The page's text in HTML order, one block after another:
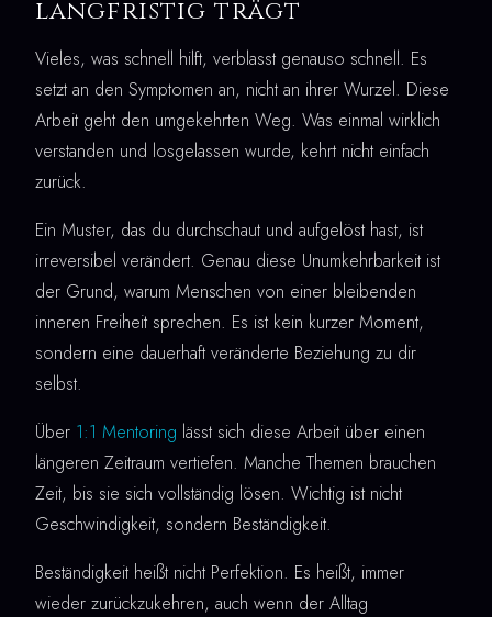
langfristig trägt
Vieles, was schnell hilft, verblasst genauso schnell. Es
setzt an den Symptomen an, nicht an ihrer Wurzel. Diese
Arbeit geht den umgekehrten Weg. Was einmal wirklich
verstanden und losgelassen wurde, kehrt nicht einfach
zurück.
Ein Muster, das du durchschaut und aufgelöst hast, ist
irreversibel verändert. Genau diese Unumkehrbarkeit ist
der Grund, warum Menschen von einer bleibenden
inneren Freiheit sprechen. Es ist kein kurzer Moment,
sondern eine dauerhaft veränderte Beziehung zu dir
selbst.
Über 1:1 Mentoring lässt sich diese Arbeit über einen
längeren Zeitraum vertiefen. Manche Themen brauchen
Zeit, bis sie sich vollständig lösen. Wichtig ist nicht
Geschwindigkeit, sondern Beständigkeit.
Beständigkeit heißt nicht Perfektion. Es heißt, immer
wieder zurückzukehren, auch wenn der Alltag